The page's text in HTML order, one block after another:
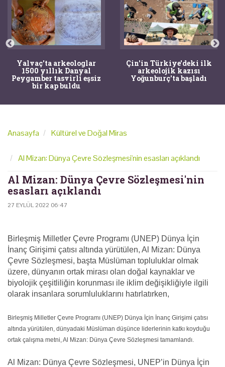
Yalvaç'ta arkeologlar
1500 yıllık Danyal
Peygamber tasvirli eşsiz
bir kap buldu
Çin'in Türkiye'deki ilk
arkeolojik kazısı
Yoğunburç'ta başladı
Anasayfa Kültürel ve Doğal Miras
Al Mizan: Dünya Çevre Sözleşmesi'nin esasları açıklandı
Al Mizan: Dünya Çevre Sözleşmesi'nin
esasları açıklandı
27 EYLÜL 2022 06:47
Birleşmiş Milletler Çevre Programı (UNEP) Dünya İçin
İnanç Girişimi çatısı altında yürütülen, Al Mizan: Dünya
Çevre Sözleşmesi, başta Müslüman topluluklar olmak
üzere, dünyanın ortak mirası olan doğal kaynaklar ve
biyolojik çeşitliliğin korunması ile iklim değişikliğiyle ilgili
olarak insanlara sorumluluklarını hatırlatırken,
Birleşmiş Milletler Çevre Programı (UNEP) Dünya İçin İnanç Girişimi çatısı
altında yürütülen, dünyadaki Müslüman düşünce liderlerinin katkı koyduğu
ortak çalışma metni, Al Mizan: Dünya Çevre Sözleşmesi tamamlandı.
Al Mizan: Dünya Çevre Sözleşmesi, UNEP’in Dünya İçin